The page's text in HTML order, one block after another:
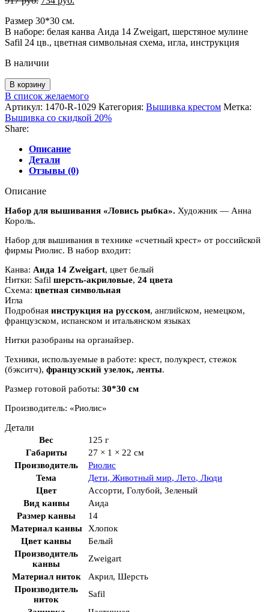
составляла
917 руб..
Размер 30*30 см.
В наборе: белая канва Аида 14 Zweigart, шерстяное мулине
Safil 24 цв., цветная символьная схема, игла, инструкция
В наличии
Количество
товара
Набор
для
вышивания
рыбка"
В корзину
В список желаемого
Артикул: 1470-R-1029 Категория: Вышивка крестом Метка:
Вышивка со скидкой 20%
Share:
Описание
Детали
Отзывы (0)
Описание
Набор для вышивания «Ловись рыбка». Художник — Анна
Король.
Набор для вышивания в технике «счетный крест» от российской
фирмы Риолис. В набор входит:
Канва: Аида 14 Zweigart, цвет белый
Нитки: Safil шерсть-акриловые, 24 цвета
Схема: цветная символьная
Игла
Подробная инструкция на русском, английском, немецком,
французском, испанском и итальянском языках
Нитки разобраны на органайзер.
Техники, используемые в работе: крест, полукрест, стежок
(бэкситч), французский узелок, ленты.
Размер готовой работы: 30*30 см
Производитель: «Риолис»
Детали
Вес
125 г
Габариты
27 × 1 × 22 см
Производитель
Риолис
Тема
Дети, Животный мир, Лето, Люди
Цвет
Ассорти, Голубой, Зеленый
Вид канвы
Аида
Размер канвы
14
Материал канвы
Хлопок
Цвет канвы
Белый
Производитель
канвы
Zweigart
Материал ниток
Акрил, Шерсть
Производитель
ниток
Safil